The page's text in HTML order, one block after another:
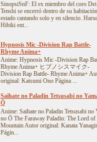
SinopsiSnF: El ex miembro del coro Dei
Tenshi se encerró dentro de su
estado cantando solo y en silencio.
Hibiki ent...
Hypnosis Mic -Division Rap Battle-
Rhyme Anima+
Anime: Hypnosis Mic -Division Rap
Rhyme Anima+ ヒプノシスマイク-
Division Rap Battle- Rhyme Anima+
original: Katsumi Ono Página ...
Saihate no Paladin Tetsusabi no
Ō
Anime: Saihate no Paladin Tetsusabi no
no Ō The Faraway Paladin: The Lord of
Mountain Autor original: Kanata
Págin...